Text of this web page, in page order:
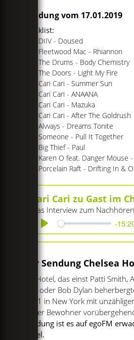
Sendung vom 17.01.2019
Tracklist:
#01 DIIV - Doused
#02 Fleetwood Mac - Rhiannon
#03 The Drums - Body Chemistry
#04 The Doors - Light My Fire
#05 Cari Cari - Summer Sun
#06 Cari Cari - ANAANA
#07 Cari Cari - Mazuka
#08 Cari Cari - After The Goldrush
#09 Alvvays - Dreams Tonite
#10 Someone - Pull It Together
#11 Big Thief - Paul
#12 Karen O feat. Danger Mouse
#13 Porcelain Raft - Drifting In &
Cari Cari zu Gast im
Das Interview zum Nachhören
Play
-
Zur Sendung Chelsea
Ein Hotel, das einst Patti Smith,
Pop oder Bob Dylan
2011 in New York mit
seiner Bewohner
Sendung ist es auf egoFM
Hotel.